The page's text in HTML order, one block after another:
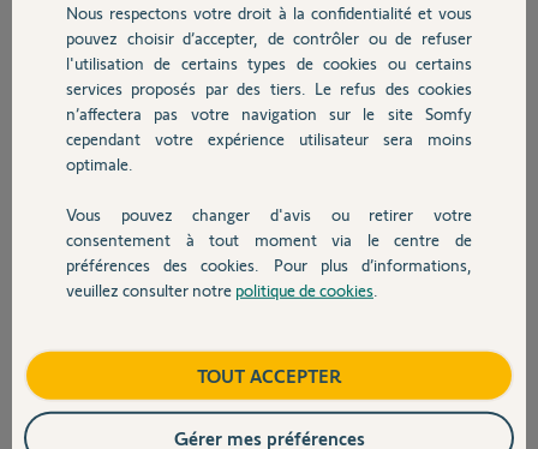
Chauffage
Autres produits
Devis avec un pro
Contact
Je l’installe sans problème avec l’app Tahoma sur
iPhone en créant mon compte etc
Elle se met à jour
Puis j’essaie de procéder à un ajout directement depuis la Nina, je le
fais depuis le menu « ajouter un équipement » > « Télécommande » >
« scan du QR code » > « recevoir une clé »
Je viens sur ce forum, je lis tous en large long et travers…
Je fais la manip de transférer une clé de la Nina vers la Tahoma
Mais au moment de la recherche d’équipement, échec et ça m’ouvre
direct la page d’assistance…
Je vais dans la recherche d’équipement IO, « problème survenu »…
(voir photo, cliquer sur plus de détails n’affiche rien…)
Nous respectons votre droit à la confidentialité et vous
pouvez choisir d’accepter, de contrôler ou de refuser
l'utilisation de certains types de cookies ou certains
services proposés par des tiers. Le refus des cookies
n’affectera pas votre navigation sur le site Somfy
cependant votre expérience utilisateur sera moins
optimale.
Vous pouvez changer d'avis ou retirer votre
consentement à tout moment via le centre de
préférences des cookies. Pour plus d’informations,
veuillez consulter notre politique de cookies
TOUT ACCEPTER
Gérer mes préférences